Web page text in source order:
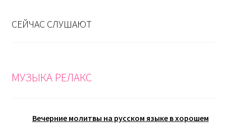
СЕЙЧАС СЛУШАЮТ
МУЗЫКА РЕЛАКС
Вечерние молитвы на русском языке в хорошем